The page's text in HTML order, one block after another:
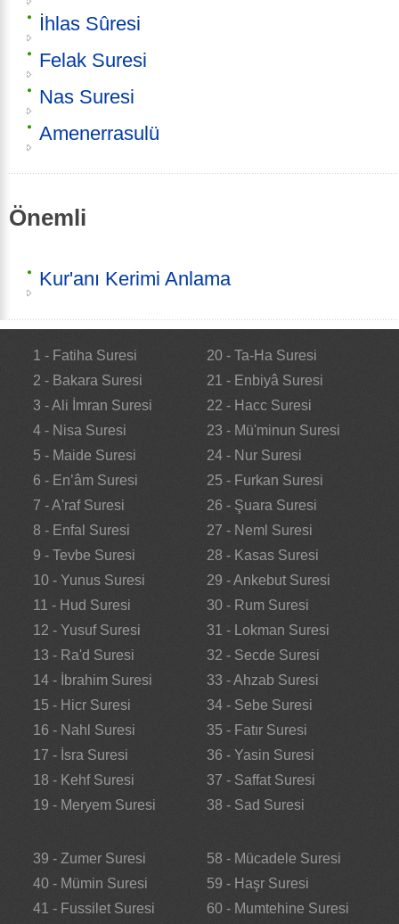
İhlas Sûresi
Felak Suresi
Nas Suresi
Amenerrasulü
Önemli
Kur'anı Kerimi Anlama
1 - Fatiha Suresi
2 - Bakara Suresi
3 - Ali İmran Suresi
4 - Nisa Suresi
5 - Maide Suresi
6 - En’âm Suresi
7 - A'raf Suresi
8 - Enfal Suresi
9 - Tevbe Suresi
10 - Yunus Suresi
11 - Hud Suresi
12 - Yusuf Suresi
13 - Ra'd Suresi
14 - İbrahim Suresi
15 - Hicr Suresi
16 - Nahl Suresi
17 - İsra Suresi
18 - Kehf Suresi
19 - Meryem Suresi
20 - Ta-Ha Suresi
21 - Enbiyâ Suresi
22 - Hacc Suresi
23 - Mü'minun Suresi
24 - Nur Suresi
25 - Furkan Suresi
26 - Şuara Suresi
27 - Neml Suresi
28 - Kasas Suresi
29 - Ankebut Suresi
30 - Rum Suresi
31 - Lokman Suresi
32 - Secde Suresi
33 - Ahzab Suresi
34 - Sebe Suresi
35 - Fatır Suresi
36 - Yasin Suresi
37 - Saffat Suresi
38 - Sad Suresi
39 - Zumer Suresi
40 - Mümin Suresi
41 - Fussilet Suresi
58 - Mücadele Suresi
59 - Haşr Suresi
60 - Mumtehine Suresi